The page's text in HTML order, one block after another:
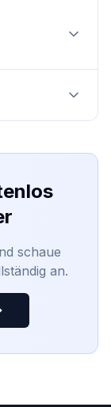
schaue
an.